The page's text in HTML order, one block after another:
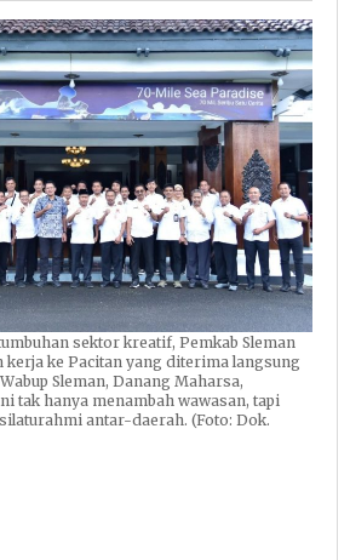
Silaturahmi
Antar-
Daerah
sektor kreatif, Pemkab Sleman
kerja ke Pacitan yang diterima langsung
Sleman, Danang Maharsa,
tak hanya menambah wawasan, tapi
antar-daerah. (Foto: Dok.